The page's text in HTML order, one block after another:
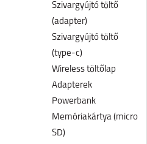
Szivargyújtó töltő
(adapter)
Szivargyújtó töltő
(type-c)
Wireless töltőlap
Adapterek
Powerbank
Memóriakártya (micro
SD)